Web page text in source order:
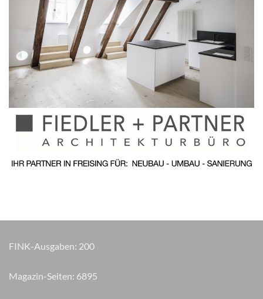
FINK-Ausgaben: 200
Magazin-Seiten: 8355